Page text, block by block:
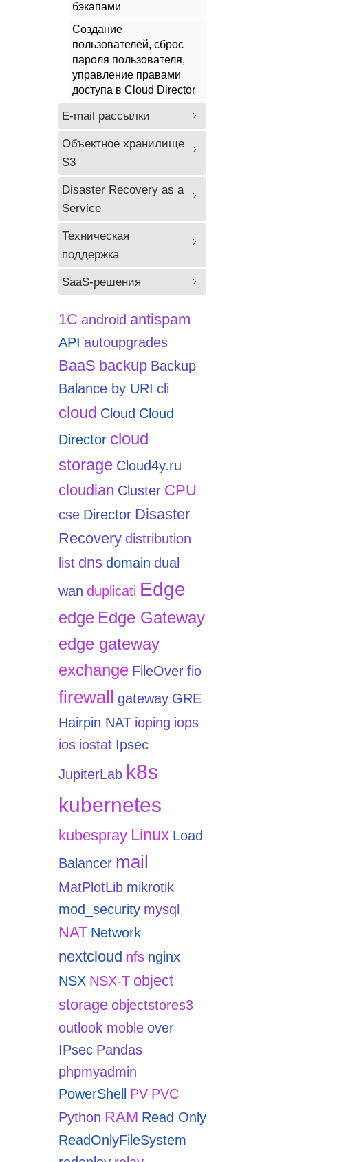
бэкапами
Создание
пользователей, сброс
пароля пользователя,
управление правами
доступа в Cloud Director
E-mail рассылки
Объектное хранилище
S3
Disaster Recovery as a
Service
Техническая
поддержка
SaaS-решения
1С android antispam
API autoupgrades
BaaS backup Backup
Balance by URI cli
cloud Cloud Cloud
Director cloud
storage Cloud4y.ru
cloudian Cluster CPU
cse Director Disaster
Recovery distribution
list dns domain dual
wan duplicati Edge
edge Edge Gateway
edge gateway
exchange FileOver fio
firewall gateway GRE
Hairpin NAT ioping iops
ios iostat Ipsec
JupiterLab k8s
kubernetes
kubespray Linux Load
Balancer mail
MatPlotLib mikrotik
mod_security mysql
NAT Network
nextcloud nfs nginx
NSX NSX-T object
storage objectstores3
outlook moble over
IPsec Pandas
phpmyadmin
PowerShell
PV PVC
Python RAM Read Only
ReadOnlyFileSystem